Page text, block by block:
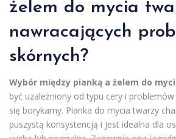
żelem do mycia
nawracających
skórnych?
Wybór między pianką a żelem do
być uzależniony od typu cery i
się borykamy. Pianka do mycia twarzy
puszystą konsystencją i jest idealna dla